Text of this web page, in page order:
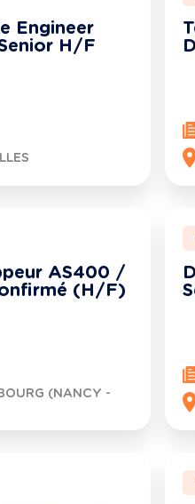
Engineer
H/F
AS400 /
(H/F)
(NANCY -